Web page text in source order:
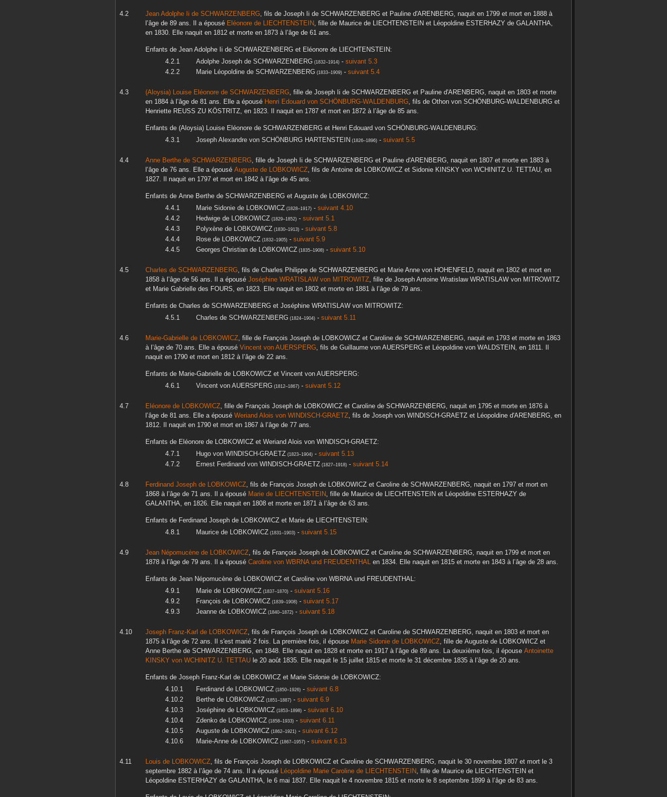
Jean Adolphe Ii de SCHWARZENBERG, fils de Joseph Ii de SCHWARZENBERG et Pauline d'ARENBERG, naquit en 1799 et mort en 1888 à
l’âge de 89 ans. Il a épousé Eléonore de LIECHTENSTEIN, fille de Maurice de LIECHTENSTEIN et Léopoldine ESTERHAZY de GALANTHA,
en 1830. Elle naquit en 1812 et morte en 1873 à l’âge de 61 ans.
Enfants de Jean Adolphe Ii de SCHWARZENBERG et Eléonore de LIECHTENSTEIN:
Adolphe Josephde SCHWARZENBERG(1832–1914)- suivant 5.3
Marie Léopoldinede SCHWARZENBERG(1833–1909)- suivant 5.4
(Aloysia) Louise Eléonore de SCHWARZENBERG, fille de Joseph Ii de SCHWARZENBERG et Pauline d'ARENBERG, naquit en 1803 et morte
en 1884 à l’âge de 81 ans. Elle a épousé Henri Edouard von SCHÖNBURG-WALDENBURG, fils de Othon von SCHÖNBURG-WALDENBURG et
Henriette REUSS ZU KÖSTRITZ, en 1823. Il naquit en 1787 et mort en 1872 à l’âge de 85 ans.
Enfants de (Aloysia) Louise Eléonore de SCHWARZENBERG et Henri Edouard von SCHÖNBURG-WALDENBURG:
Joseph Alexandrevon SCHÖNBURG HARTENSTEIN (1826–1896)- suivant 5.5
Anne Berthe de SCHWARZENBERG, fille de Joseph Ii de SCHWARZENBERG et Pauline d'ARENBERG, naquit en 1807 et morte en 1883 à
l’âge de 76 ans. Elle a épousé Auguste de LOBKOWICZ, fils de Antoine de LOBKOWICZ et Sidonie KINSKY von WCHINITZ U. TETTAU, en
1827. Il naquit en 1797 et mort en 1842 à l’âge de 45 ans.
Enfants de Anne Berthe de SCHWARZENBERG et Auguste de LOBKOWICZ:
Marie Sidoniede LOBKOWICZ(1828–1917)- suivant 4.10
Hedwigede LOBKOWICZ(1829–1852)- suivant 5.1
Polyxènede LOBKOWICZ(1830–1913)- suivant 5.8
Rosede LOBKOWICZ(1832–1905)- suivant 5.9
Georges Christiande LOBKOWICZ(1835–1908)- suivant 5.10
Charles de SCHWARZENBERG, fils de Charles Philippe de SCHWARZENBERG et Marie Anne von HOHENFELD, naquit en 1802 et mort en
1858 à l’âge de 56 ans. Il a épousé Joséphine WRATISLAW von MITROWITZ, fille de Joseph Antoine WratislawWRATISLAW von MITROWITZ
et Marie Gabrielle des FOURS, en 1823. Elle naquit en 1802 et morte en 1881 à l’âge de 79 ans.
Enfants de Charles de SCHWARZENBERG et Joséphine WRATISLAW von MITROWITZ:
Charles de SCHWARZENBERG(1824–1904)- suivant 5.11
Marie-Gabrielle de LOBKOWICZ, fille de François Joseph de LOBKOWICZ et Caroline de SCHWARZENBERG, naquit en 1793 et morte en 1863
à l’âge de 70 ans. Elle a épousé Vincent von AUERSPERG, fils de Guillaume von AUERSPERG et Léopoldine von WALDSTEIN, en 1811. Il
naquit en 1790 et mort en 1812 à l’âge de 22 ans.
Enfants de Marie-Gabrielle de LOBKOWICZ et Vincent von AUERSPERG:
Vincentvon AUERSPERG(1812–1867)- suivant 5.12
Eléonore de LOBKOWICZ, fille de François Joseph de LOBKOWICZ et Caroline de SCHWARZENBERG, naquit en 1795 et morte en 1876 à
l’âge de 81 ans. Elle a épousé Weriand Alois von WINDISCH-GRAETZ, fils de Joseph von WINDISCH-GRAETZ et Léopoldine d'ARENBERG, en
1812. Il naquit en 1790 et mort en 1867 à l’âge de 77 ans.
Enfants de Eléonore de LOBKOWICZ et Weriand Alois von WINDISCH-GRAETZ:
Hugovon WINDISCH-GRAETZ(1823–1904)- suivant 5.13
Ernest Ferdinand von WINDISCH-GRAETZ(1827–1918)- suivant 5.14
Ferdinand Joseph de LOBKOWICZ, fils de François Joseph de LOBKOWICZ et Caroline de SCHWARZENBERG, naquit en 1797 et mort en
1868 à l’âge de 71 ans. Il a épousé Marie de LIECHTENSTEIN, fille de Maurice de LIECHTENSTEIN et Léopoldine ESTERHAZY de
GALANTHA, en 1826. Elle naquit en 1808 et morte en 1871 à l’âge de 63 ans.
Enfants de Ferdinand Joseph de LOBKOWICZ et Marie de LIECHTENSTEIN:
Mauricede LOBKOWICZ(1831–1903)- suivant 5.15
Jean Népomucène de LOBKOWICZ, fils de François Joseph de LOBKOWICZ et Caroline de SCHWARZENBERG, naquit en 1799 et mort en
1878 à l’âge de 79 ans. Il a épousé Caroline von WBRNA und FREUDENTHAL en 1834. Elle naquit en 1815 et morte en 1843 à l’âge de 28 ans.
Enfants de Jean Népomucène de LOBKOWICZ et Caroline von WBRNA und FREUDENTHAL:
Mariede LOBKOWICZ(1837–1870)- suivant 5.16
François de LOBKOWICZ(1839–1908)- suivant 5.17
Jeannede LOBKOWICZ(1840–1872)- suivant 5.18
Joseph Franz-Karl de LOBKOWICZ, fils de François Joseph de LOBKOWICZ et Caroline de SCHWARZENBERG, naquit en 1803 et mort en
1875 à l’âge de 72 ans. Il s'est marié 2 fois. La première fois, il épouse Marie Sidonie de LOBKOWICZ, fille de Auguste de LOBKOWICZ et
Anne Berthe de SCHWARZENBERG, en 1848. Elle naquit en 1828 et morte en 1917 à l’âge de 89 ans. La deuxième fois, il épouse Antoinette
KINSKY von WCHINITZ U. TETTAU le 20 août 1835. Elle naquit le 15 juillet 1815 et morte le 31 décembre 1835 à l’âge de 20 ans.
Enfants de Joseph Franz-Karl de LOBKOWICZ et Marie Sidonie de LOBKOWICZ:
Ferdinand de LOBKOWICZ(1850–1926)- suivant 6.8
Berthede LOBKOWICZ(1851–1887)- suivant 6.9
Joséphinede LOBKOWICZ(1853–1898)- suivant 6.10
Zdenkode LOBKOWICZ(1858–1933)- suivant 6.11
Augustede LOBKOWICZ(1862–1921)- suivant 6.12
Marie-Annede LOBKOWICZ(1867–1957)- suivant 6.13
Louis de LOBKOWICZ, fils de François Joseph de LOBKOWICZ et Caroline de SCHWARZENBERG, naquit le 30 novembre 1807 et mort le 3
septembre 1882 à l’âge de 74 ans. Il a épousé Léopoldine Marie Caroline de LIECHTENSTEIN, fille de Maurice de LIECHTENSTEIN et
Léopoldine ESTERHAZY de GALANTHA, le 6 mai 1837. Elle naquit le 4 novembre 1815 et morte le 8 septembre 1899 à l’âge de 83 ans.